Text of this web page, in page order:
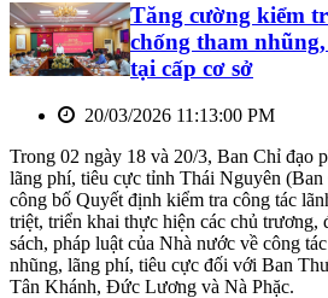
Tăng cường kiểm
chống tham
tại cấp cơ sở
20/03/2026 11:13:00 PM
Trong 02 ngày 18 và 20/3, Ban Chỉ đạo
lãng phí, tiêu cực tỉnh Thái Nguyên
công bố Quyết định kiểm tra công tác
triệt, triển khai thực hiện các chủ
sách, pháp luật của Nhà nước về công
nhũng, lãng phí, tiêu cực đối với Ban
Tân Khánh, Đức Lương và Nà Phặc.